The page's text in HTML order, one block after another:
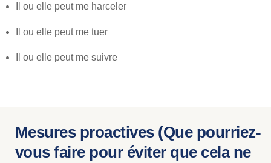
Il ou elle peut me harceler
Il ou elle peut me tuer
Il ou elle peut me suivre
Mesures proactives (Que pourriez-
vous faire pour éviter que cela ne